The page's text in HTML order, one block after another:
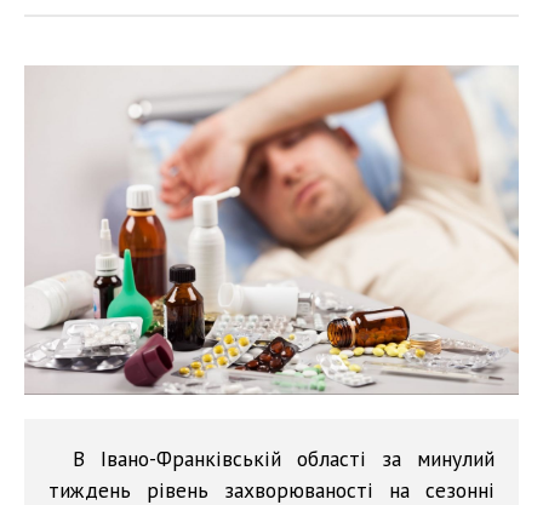
В Івано-Франківській області за минулий
тиждень рівень захворюваності на сезонні